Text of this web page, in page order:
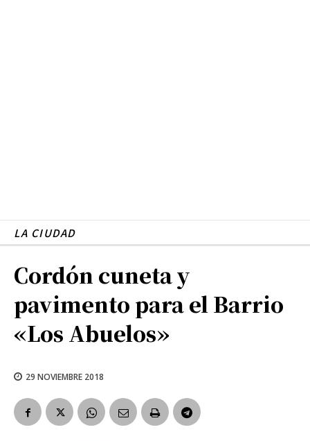
LA CIUDAD
Cordón cuneta y
pavimento para el Barrio
«Los Abuelos»
29 NOVIEMBRE 2018